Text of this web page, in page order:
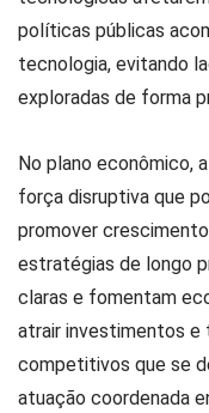
políticas públicas
tecnologia, evitando
exploradas de forma
No plano econômico,
força disruptiva que
promover
estratégias de longo
claras e fomentam
atrair investimentos
competitivos que se
atuação coordenada